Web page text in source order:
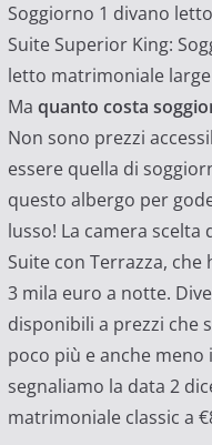
Soggiorno 1 divano letto
Suite Superior King:
letto matrimoniale large
Ma quanto costa
Non sono prezzi
essere quella di
questo albergo per
lusso! La camera scelta
Suite con Terrazza,
3 mila euro a notte.
disponibili a prezzi che
poco più e anche meno
segnaliamo la data 2
matrimoniale classic a